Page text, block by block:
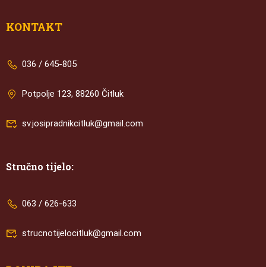
KONTAKT
036 / 645-805
Potpolje 123, 88260 Čitluk
sv.josipradnikcitluk@gmail.com
Stručno tijelo:
063 / 626-633
strucnotijelocitluk@gmail.com